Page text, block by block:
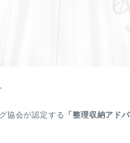
協会が認定する 「整理収納アド